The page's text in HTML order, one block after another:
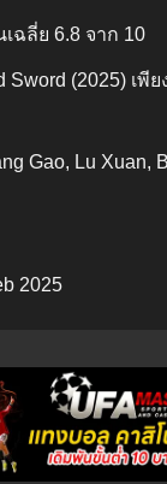
ฉลี่ย 6.8 จาก 10
Sword (2025) เพี
Gao, Lu Xuan,
2025